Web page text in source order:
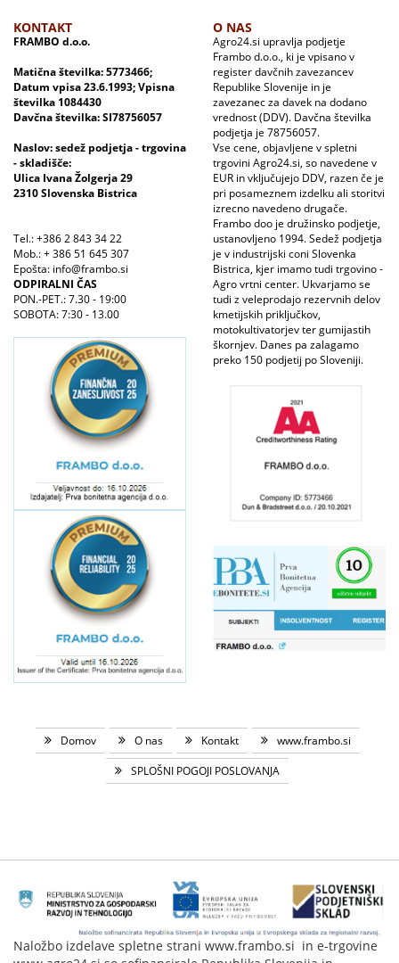
KONTAKT
FRAMBO d.o.o.
Matična številka: 5773466;
Datum vpisa 23.6.1993; Vpisna
številka 1084430
Davčna številka: SI78756057
Naslov: sedež podjetja - trgovina
- skladišče:
Ulica Ivana Žolgerja 29
2310 Slovenska Bistrica
Tel.: +386 2 843 34 22
Mob.: + 386 51 645 307
Epošta: info@frambo.si
ODPIRALNI ČAS
PON.-PET.: 7.30 - 19:00
SOBOTA: 7:30 - 13.00
O NAS
Agro24.si upravlja podjetje
Frambo d.o.o., ki je vpisano v
register davčnih zavezancev
Republike Slovenije in je
zavezanec za davek na dodano
vrednost (DDV). Davčna številka
podjetja je 78756057.
Vse cene, objavljene v spletni
trgovini Agro24.si, so navedene v
EUR in vključujejo DDV, razen če je
pri posameznem izdelku ali storitvi
izrecno navedeno drugače.
Frambo doo je družinsko podjetje,
ustanovljeno 1994. Sedež podjetja
je v industrijski coni Slovenka
Bistrica, kjer imamo tudi trgovino -
Agro vrtni center. Ukvarjamo se
tudi z veleprodajo rezervnih delov
kmetijskih priključkov,
motokultivatorjev ter gumijastih
škornjev. Danes pa zalagamo
preko 150 podjetij po Sloveniji.
Domov O nas Kontakt
www.frambo.si
SPLOŠNI POGOJI POSLOVANJA
Naložbo izdelave spletne strani www.frambo.si in e-trgovine